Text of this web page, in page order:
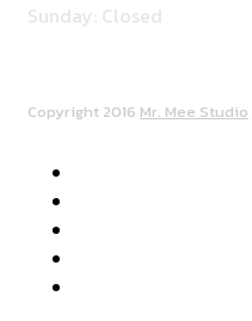
Sunday: Closed
Copyright 2016 Mr. Mee Studio